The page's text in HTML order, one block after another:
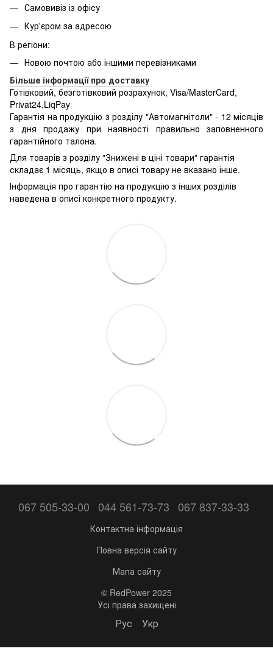
Самовивіз із офісу
Кур'єром за адресою
В регіони:
Новою почтою або іншими перевізниками
Більше інформації про доставку
Готівковий, безготівковий розрахунок, Visa/MasterCard,
Privat24,LiqPay
Гарантія на продукцію з розділу "Автомагнітоли" - 12 місяців
з дня продажу при наявності правильно заповненного
гарантійного талона.
Для товарів з розділу "Знижені в ціні товари" гарантія
складає 1 місяць, якщо в описі товару не вказано інше.
Інформація про гарантію на продукцію з інших розділів
наведена в описі конкретного продукту.
067 505-33-00 044 561-73-73 067 837-33-33
Контактна інформація
Повна версія сайту
Мапа сайту
© RedPower 2025
Усі права захищені
Рус Укр